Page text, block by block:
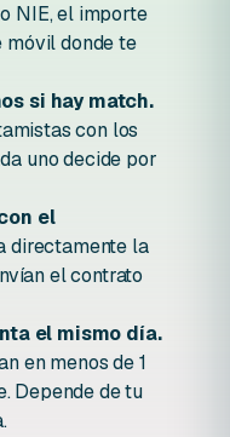
NIE, el importe
móvil donde te
si hay match.
con los
uno decide por
el
directamente la
el contrato
el mismo día.
en menos de 1
Depende de tu